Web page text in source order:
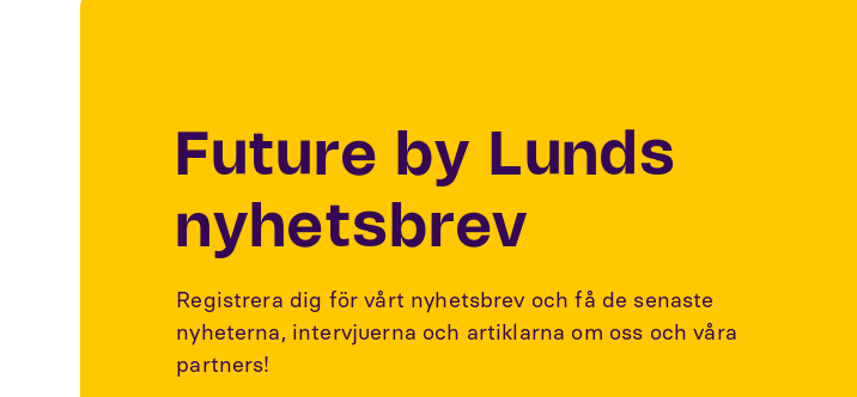
Future by Lunds
nyhetsbrev
Registrera dig för vårt nyhetsbrev och få de senaste
nyheterna, intervjuerna och artiklarna om oss och våra
partners!